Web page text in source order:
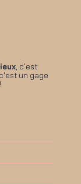
, c'est
un gage
!